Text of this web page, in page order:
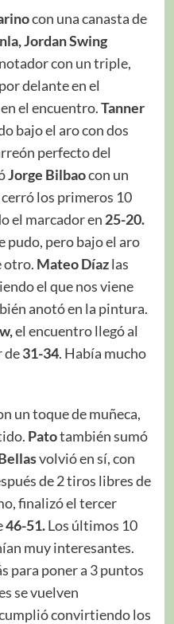
con una canasta de
Jordan Swing
con un triple,
delante en el
el encuentro.Tanner
bajo el aro con dos
perfecto del
Jorge Bilbaocon un
cerró los primeros 10
el marcador en 25-20.
pudo, pero bajo el aro
otro. Mateo Díazlas
el que nos viene
anotó en la pintura.
el encuentro llegó al
de31-34. Había mucho
un toque de muñeca,
Patotambién sumó
volvió en sí, con
de 2 tiros libres de
finalizó el tercer
46-51.Los últimos 10
muy interesantes.
para poner a 3 puntos
se vuelven
convirtiendo los